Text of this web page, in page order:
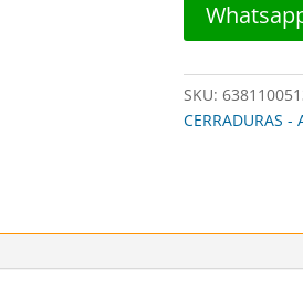
USA
SKU:
CERRADURAS -